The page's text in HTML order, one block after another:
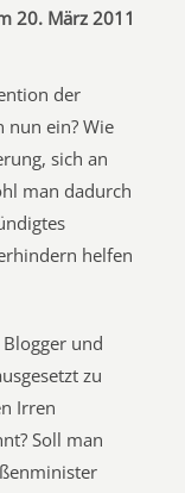
20. März 2011
der
nun ein? Wie
sich an
man dadurch
helfen
und
zu
Irren
Soll man